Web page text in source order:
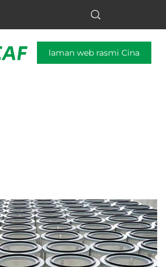
laman web rasmi Cina